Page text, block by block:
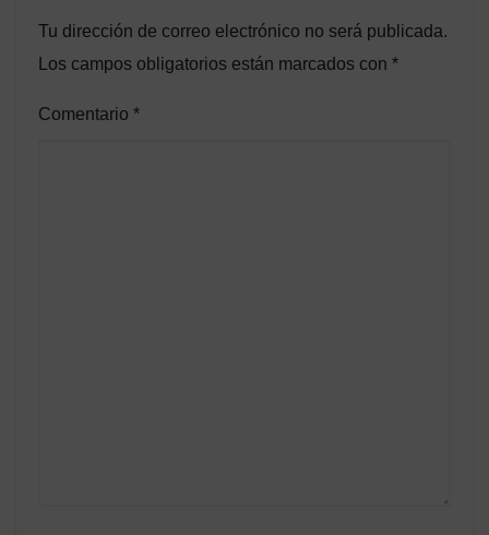
Tu dirección de correo electrónico no será publicada.
Los campos obligatorios están marcados con *
Comentario *